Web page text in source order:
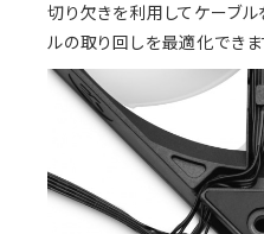
切り欠きを利用してケーブ
ルの取り回しを最適化できま